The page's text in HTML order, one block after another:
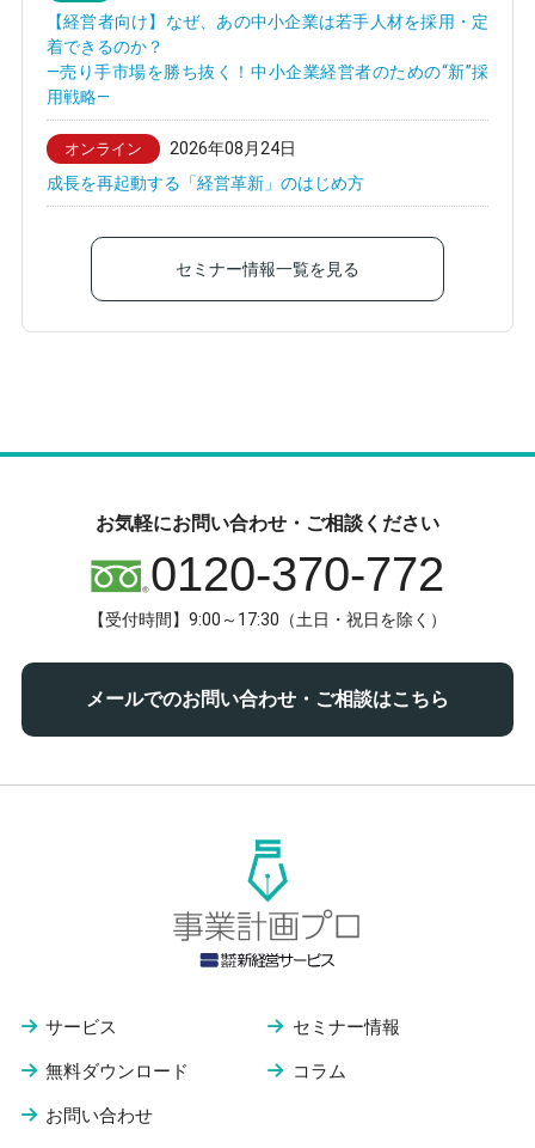
【経営者向け】なぜ、あの中小企業は若手人材を採用・定
着できるのか？
—売り手市場を勝ち抜く！中小企業経営者のための“新”採
用戦略—
オンライン
2026年08月24日
成長を再起動する「経営革新」のはじめ方
セミナー情報一覧を見る
お気軽にお問い合わせ・ご相談ください
0120-370-772
【受付時間】9:00～17:30（土日・祝日を除く）
メールでのお問い合わせ・ご相談はこちら
サービス セミナー情報
無料ダウンロード コラム
お問い合わせ